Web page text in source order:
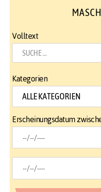
Volltext
Kategorien
Erscheinungsdatum